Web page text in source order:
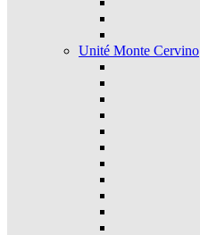
Unité Monte Cervino